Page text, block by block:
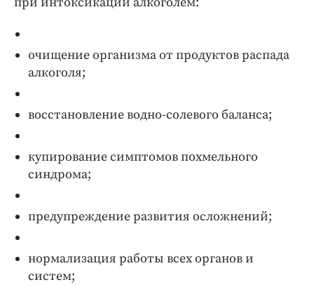
очищение организма от продуктов распада
алкоголя;
восстановление водно-солевого баланса;
купирование симптомов похмельного
синдрома;
предупреждение развития осложнений;
нормализация работы всех органов и
систем;